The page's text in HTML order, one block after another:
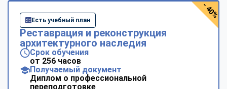
Есть учебный план
Реставрация и реконструкция
архитектурного наследия
Срок обучения
от 256 часов
Получаемый документ
Диплом о профессиональной
переподготовке
- 40%